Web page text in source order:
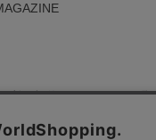
利用規約 お問